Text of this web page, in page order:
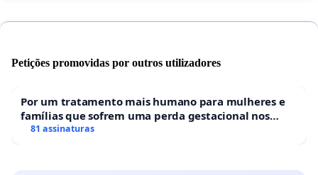
Petições promovidas por outros utilizadores
Por um tratamento mais humano para mulheres e
famílias que sofrem uma perda gestacional nos
hospitais portugueses
81 assinaturas